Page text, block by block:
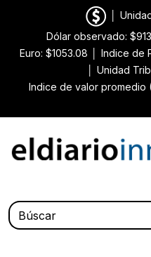
Dólar observado:
Euro: $1053.08
Indice de
Unidad
Indice de valor promedio